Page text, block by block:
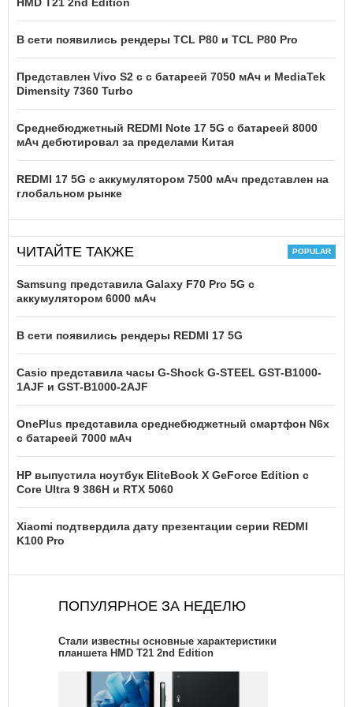
В сети появились рендеры TCL P80 и TCL P80 Pro
Представлен Vivo S2 с с батареей 7050 мАч и MediaTek
Dimensity 7360 Turbo
Среднебюджетный REDMI Note 17 5G с батареей 8000
мАч дебютировал за пределами Китая
REDMI 17 5G c аккумулятором 7500 мАч представлен на
глобальном рынке
ЧИТАЙТЕ ТАКЖЕ
Samsung представила Galaxy F70 Pro 5G с
аккумулятором 6000 мАч
В сети появились рендеры REDMI 17 5G
Casio представила часы G-Shock G-STEEL GST-B1000-
1AJF и GST-B1000-2AJF
OnePlus представила среднебюджетный смартфон N6x
с батареей 7000 мАч
HP выпустила ноутбук EliteBook X GeForce Edition с
Core Ultra 9 386H и RTX 5060
Xiaomi подтвердила дату презентации серии REDMI
K100 Pro
ПОПУЛЯРНОЕ ЗА НЕДЕЛЮ
Стали известны основные характеристики
планшета HMD T21 2nd Edition